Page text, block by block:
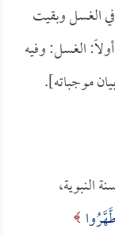
الغسل وبقيت
الغسل: وفيه
موجباته].
النبوية،